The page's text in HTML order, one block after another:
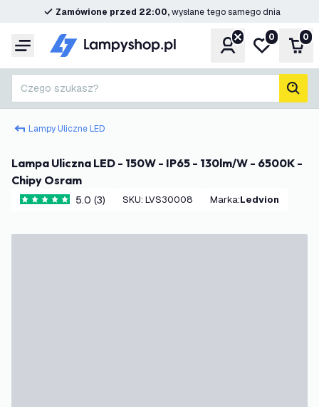
Zamówione przed 22:00,wysłane tego samego dnia
Menu KontoMoja lista
0 0
Czego szukasz?
Lampy Uliczne LED
Lampa Uliczna LED - 150W - IP65 - 130lm/W - 6500K -
Chipy Osram
5 Gwiazdki oceny
5.0 (3) SKU: LVS30008 Marka: Ledvion